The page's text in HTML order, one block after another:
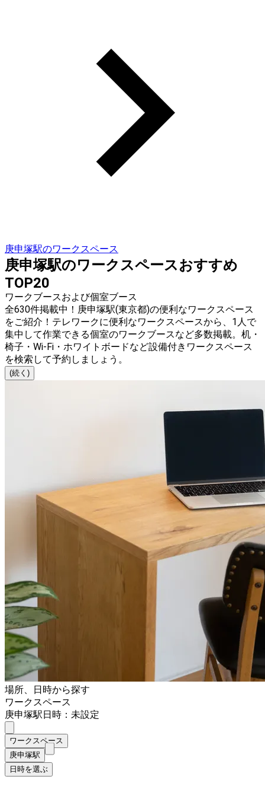
庚申塚駅のワークスペース
庚申塚駅のワークスペースおすすめ
TOP20
ワークブースおよび個室ブース
全630件掲載中！庚申塚駅(東京都)の便利なワークスペース
をご紹介！テレワークに便利なワークスペースから、1人で
集中して作業できる個室のワークブースなど多数掲載。机・
椅子・Wi-Fi・ホワイトボードなど設備付きワークスペース
を検索して予約しましょう。
(続く)
場所、日時から探す
ワークスペース
庚申塚駅日時：未設定
ワークスペース
庚申塚駅
日時を選ぶ